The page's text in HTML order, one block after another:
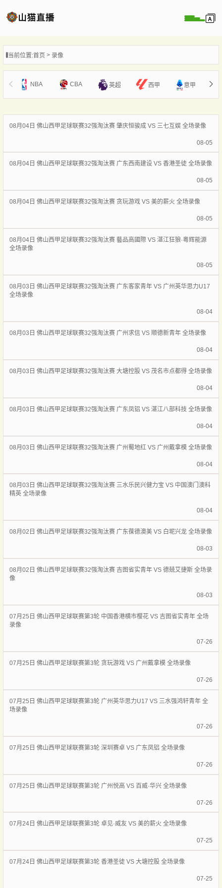
播
像
当前位置:首页 录像
NBA CBA 英超 西甲 意甲
08月04日 佛山西甲足球联赛32强淘汰赛 肇庆恒骏成 VS 三七互娱 全场录像
08-05
08月04日 佛山西甲足球联赛32强淘汰赛 广东西南建设 VS 香港圣徒 全场录像
08-05
08月04日 佛山西甲足球联赛32强淘汰赛 贪玩游戏 VS 美的薪火 全场录像
08-05
08月04日 佛山西甲足球联赛32强淘汰赛 藝品高國際 VS 湛江狂狼·粵辉能源
全场录像
08-05
08月03日 佛山西甲足球联赛32强淘汰赛 广东客家青年 VS 广州英华思力U17
全场录像
08-04
08月03日 佛山西甲足球联赛32强淘汰赛 广州求信 VS 顺德新青年 全场录像
08-04
08月03日 佛山西甲足球联赛32强淘汰赛 大塘控股 VS 茂名市点都得 全场录像
08-04
08月03日 佛山西甲足球联赛32强淘汰赛 广东凤铝 VS 湛江八部科技 全场录像
08-04
08月03日 佛山西甲足球联赛32强淘汰赛 广州蜀地红 VS 广州戴拿模 全场录像
08-04
08月03日 佛山西甲足球联赛32强淘汰赛 三水乐民兴健力宝 VS 中国澳门澳科
精英 全场录像
08-04
08月02日 佛山西甲足球联赛32强淘汰赛 广东葆德澳美 VS 白坭兴龙 全场录像
08-03
08月02日 佛山西甲足球联赛32强淘汰赛 吉图省实青年 VS 德兢艾捷斯 全场录
像
08-03
07月25日 佛山西甲足球联赛第3轮 中国香港横市樱花 VS 吉图省实青年 全场
录像
07-26
07月25日 佛山西甲足球联赛第3轮 贪玩游戏 VS 广州戴拿模 全场录像
07-26
07月25日 佛山西甲足球联赛第3轮 广州英华思力U17 VS 三水强鸿轩青年 全
场录像
07-26
07月25日 佛山西甲足球联赛第3轮 深圳赛卓 VS 广东凤铝 全场录像
07-26
07月25日 佛山西甲足球联赛第3轮 广州悦高 VS 百威·华兴 全场录像
07-26
07月24日 佛山西甲足球联赛第3轮 卓见·威友 VS 美的薪火 全场录像
07-25
07月24日 佛山西甲足球联赛第3轮 香港圣徒 VS 大塘控股 全场录像
07-25